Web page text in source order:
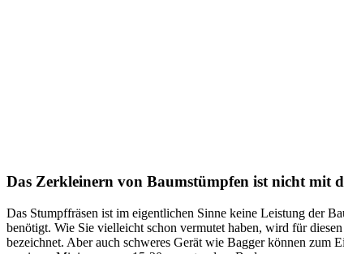
Das Zerkleinern von Baumstümpfen ist nicht mit
Das Stumpffräsen ist im eigentlichen Sinne keine Leistung der
benötigt. Wie Sie vielleicht schon vermutet haben, wird für
bezeichnet. Aber auch schweres Gerät wie Bagger können zum